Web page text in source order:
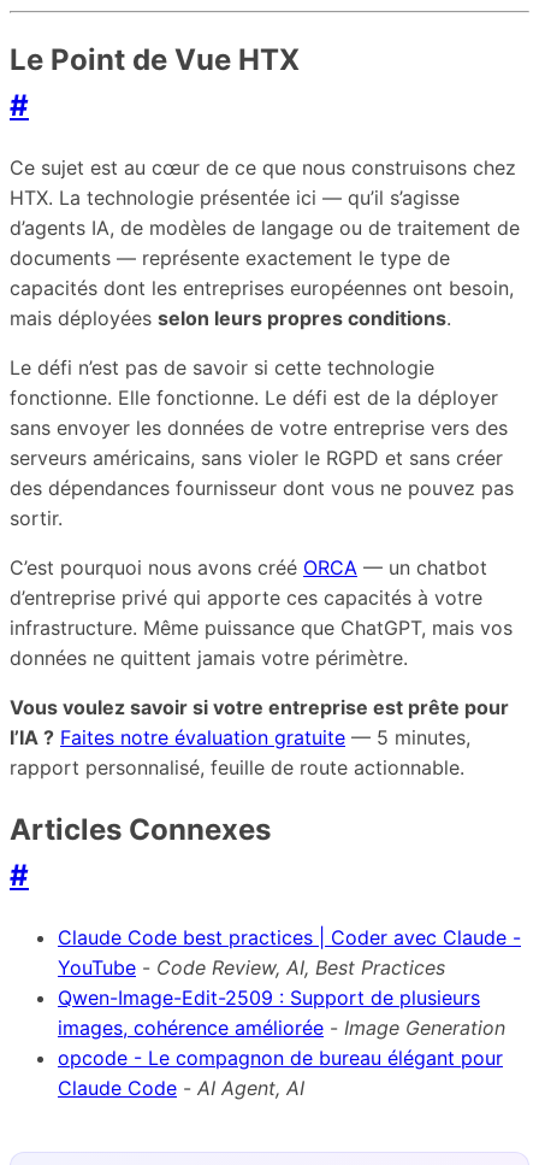
Le Point de Vue HTX
#
Ce sujet est au cœur de ce que nous construisons chez
HTX. La technologie présentée ici — qu’il s’agisse
d’agents IA, de modèles de langage ou de traitement de
documents — représente exactement le type de
capacités dont les entreprises européennes ont besoin,
mais déployées selon leurs propres conditions.
Le défi n’est pas de savoir si cette technologie
fonctionne. Elle fonctionne. Le défi est de la déployer
sans envoyer les données de votre entreprise vers des
serveurs américains, sans violer le RGPD et sans créer
des dépendances fournisseur dont vous ne pouvez pas
sortir.
C’est pourquoi nous avons créé ORCA — un chatbot
d’entreprise privé qui apporte ces capacités à votre
infrastructure. Même puissance que ChatGPT, mais vos
données ne quittent jamais votre périmètre.
Vous voulez savoir si votre entreprise est prête pour
l’IA ? Faites notre évaluation gratuite — 5 minutes,
rapport personnalisé, feuille de route actionnable.
Articles Connexes
#
Claude Code best practices | Coder avec Claude -
YouTube - Code Review, AI, Best Practices
Qwen-Image-Edit-2509 : Support de plusieurs
images, cohérence améliorée - Image Generation
opcode - Le compagnon de bureau élégant pour
Claude Code - AI Agent, AI